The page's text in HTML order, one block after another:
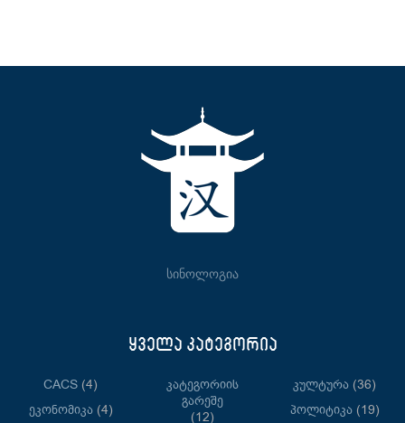
სინოლოგია
ყველა კატეგორია
CACS (4)
Ეკონომიკა(4)
Კატეგორიის
Გარეშე
(12)
Კულტურა (36)
Პოლიტიკა(19)